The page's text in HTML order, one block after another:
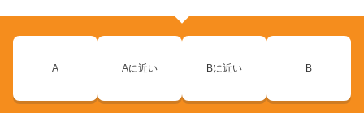
A Aに近い Bに近い B